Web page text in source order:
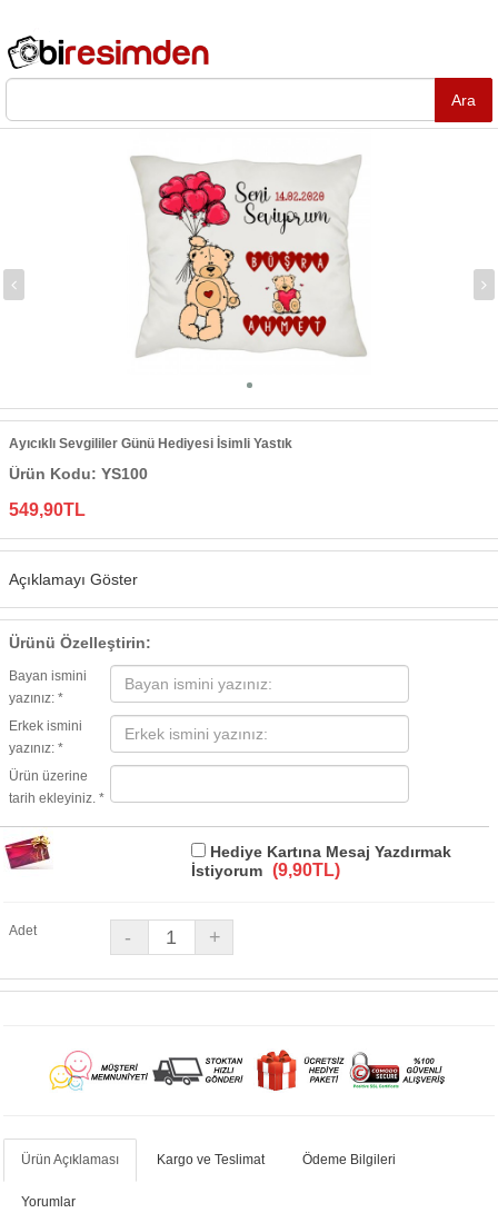
Ayıcıklı Sevgililer Günü Hediyesi İsimli Yastık
Ürün Kodu: YS100
549,90TL
Açıklamayı Göster
Ürünü Özelleştirin:
Bayan ismini
yazınız: *
Erkek ismini
yazınız: *
Ürün üzerine
tarih ekleyiniz. *
Hediye Kartına Mesaj Yazdırmak
İstiyorum (9,90TL)
Adet
Ürün Açıklaması Kargo ve Teslimat Ödeme Bilgileri
Yorumlar